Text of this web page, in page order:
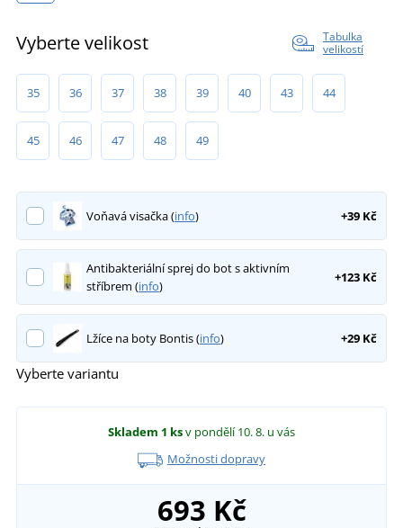
Vyberte velikost
Tabulka
velikostí
35 36 37 38 39 40 43 44
45 46 47 48 49
Voňavá visačka (info) +39 Kč
Antibakteriální sprej do bot s aktivním
stříbrem (info)
+123 Kč
Lžíce na boty Bontis (info) +29 Kč
Vyberte variantu
Skladem 1 ksv pondělí 10. 8. u vás
Možnosti dopravy
693 Kč